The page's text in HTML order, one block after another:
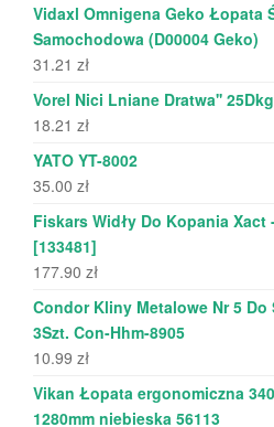
Vidaxl Omnigena Geko Łopata
Samochodowa (D00004 Geko)
31.21 zł
Vorel Nici Lniane Dratwa''
18.21 zł
YATO YT-8002
35.00 zł
Fiskars Widły Do Kopania Xact
[133481]
177.90 zł
Condor Kliny Metalowe Nr 5 Do
3Szt. Con-Hhm-8905
10.99 zł
Vikan Łopata ergonomiczna
1280mm niebieska 56113